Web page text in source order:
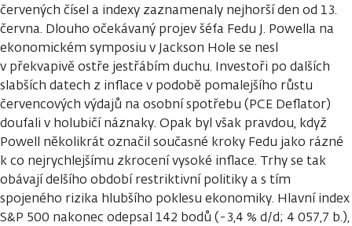
červených čísel a indexy zaznamenaly nejhorší den od 13.
června. Dlouho očekávaný projev šéfa Fedu J. Powella na
ekonomickém symposiu v Jackson Hole se nesl
v překvapivě ostře jestřábím duchu. Investoři po dalších
slabších datech z inflace v podobě pomalejšího růstu
červencových výdajů na osobní spotřebu (PCE Deflator)
doufali v holubičí náznaky. Opak byl však pravdou, když
Powell několikrát označil současné kroky Fedu jako rázné
k co nejrychlejšímu zkrocení vysoké inflace. Trhy se tak
obávají delšího období restriktivní politiky a s tím
spojeného rizika hlubšího poklesu ekonomiky. Hlavní index
S&P 500 nakonec odepsal 142 bodů (-3,4 % d/d; 4 057,7 b.),